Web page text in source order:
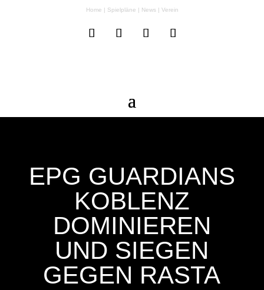
Home | Spielpläne | News| Verein
EPG GUARDIANS
KOBLENZ
DOMINIEREN
UND SIEGEN
GEGEN RASTA